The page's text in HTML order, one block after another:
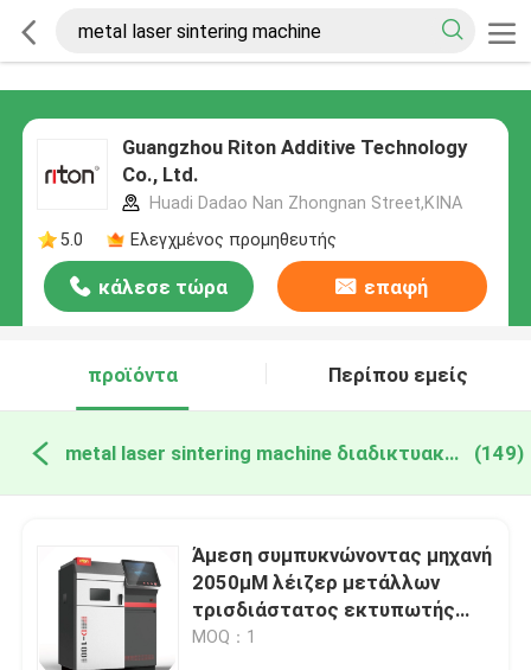
Guangzhou Riton Additive Technology
Co., Ltd.
Huadi Dadao Nan Zhongnan Street,ΚΙΝΑ
5.0
Ελεγχμένος προμηθευτής
κάλεσε τώρα επαφή
προϊόντα Περίπου εμείς
metal laser sintering machine διαδικτυακή κατασκευή (149)
Άμεση συμπυκνώνοντας μηχανή
2050μM λέιζερ μετάλλων
τρισδιάστατος εκτυπωτής
μετάλλων γνάθων
MOQ：1